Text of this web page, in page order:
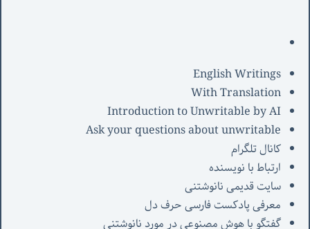
English Writings
With Translation
Introduction to Unwritable by AI
Ask your questions about unwritable
کانال تلگرام
ارتباط با نویسنده
سایت قدیمی نانوشتنی
معرفی پادکست فارسی حرف دل
گفتگو با هوش مصنوعی در مورد نانوشتنی